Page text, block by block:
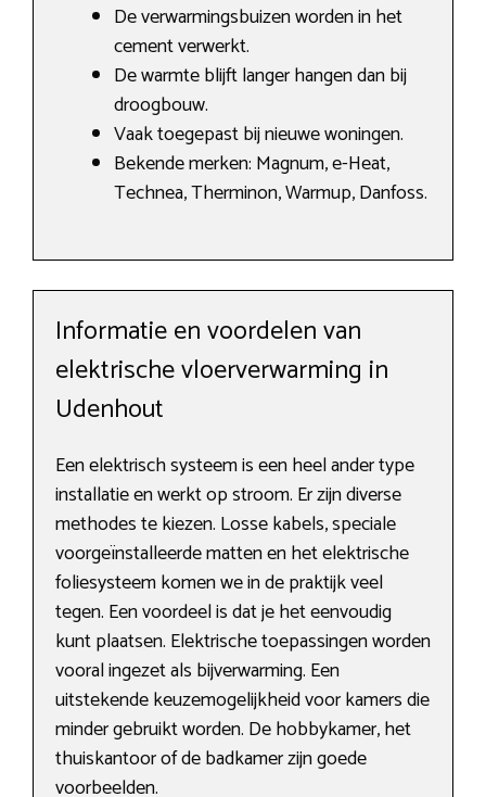
De verwarmingsbuizen worden in het
cement verwerkt.
De warmte blijft langer hangen dan bij
droogbouw.
Vaak toegepast bij nieuwe woningen.
Bekende merken: Magnum, e-Heat,
Technea, Therminon, Warmup, Danfoss.
Informatie en voordelen van
elektrische vloerverwarming in
Udenhout
Een elektrisch systeem is een heel ander type
installatie en werkt op stroom. Er zijn diverse
methodes te kiezen. Losse kabels, speciale
voorgeïnstalleerde matten en het elektrische
foliesysteem komen we in de praktijk veel
tegen. Een voordeel is dat je het eenvoudig
kunt plaatsen. Elektrische toepassingen worden
vooral ingezet als bijverwarming. Een
uitstekende keuzemogelijkheid voor kamers die
minder gebruikt worden. De hobbykamer, het
thuiskantoor of de badkamer zijn goede
voorbeelden.